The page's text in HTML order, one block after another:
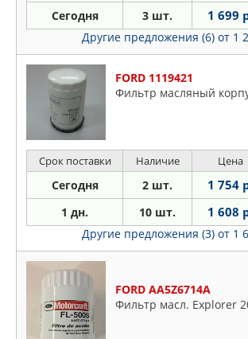
Сегодня 3 шт. 1 699
Другие предложения (6) от 1
FORD 1119421
Фильтр масляный
Срок поставки Наличие Цена
Сегодня 2 шт. 1 754
1 дн. 10 шт. 1 608
Другие предложения (3) от 1
FORD AA5Z6714A
Фильтр масл. Explorer